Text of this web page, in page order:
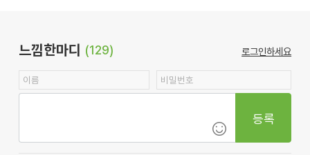
느낌한마디 (129) 로그인하세요
등록